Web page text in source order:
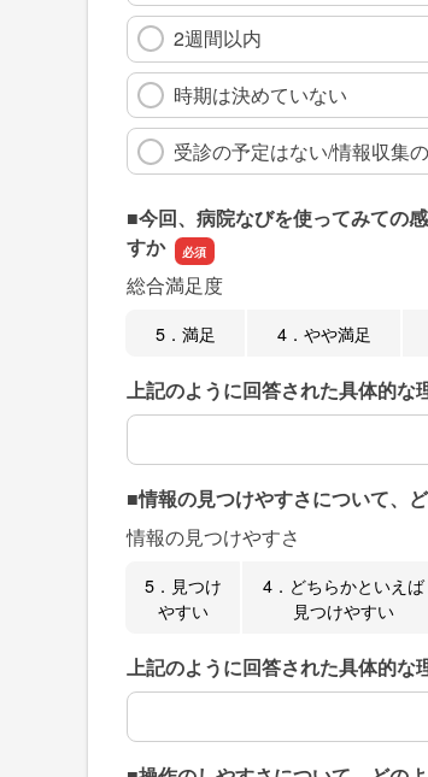
2週間以内
時期は決めていない
受診の予定はない/情報収集
■今回、病院なびを使ってみての
すか
総合満足度
5．満足 4．やや満足
上記のように回答された具体的な
上記のように回答された具体的な
■情報の見つけやすさについて、
情報の見つけやすさ
5．見つけ
やすい
4．どちらかといえば
見つけやすい
上記のように回答された具体的な
上記のように回答された具体的な